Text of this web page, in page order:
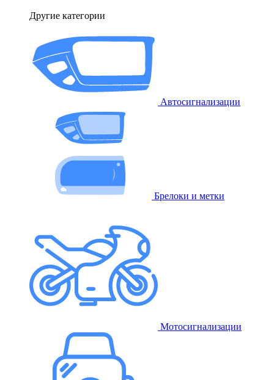
Другие категории
Автосигнализации
Брелоки и метки
Мотосигнализации